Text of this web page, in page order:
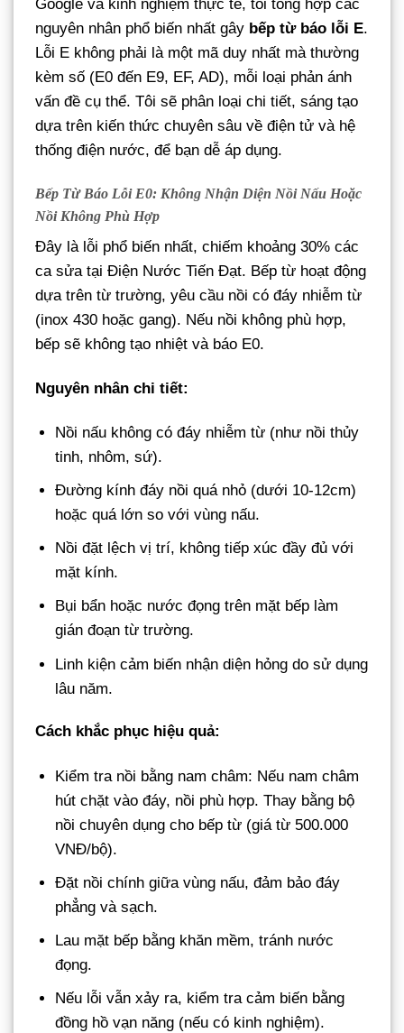
Google và kinh nghiệm thực tế, tôi tổng hợp các
nguyên nhân phổ biến nhất gây bếp từ báo lỗi E.
Lỗi E không phải là một mã duy nhất mà thường
kèm số (E0 đến E9, EF, AD), mỗi loại phản ánh
vấn đề cụ thể. Tôi sẽ phân loại chi tiết, sáng tạo
dựa trên kiến thức chuyên sâu về điện tử và hệ
thống điện nước, để bạn dễ áp dụng.
Bếp Từ Báo Lỗi E0: Không Nhận Diện Nồi Nấu Hoặc
Nồi Không Phù Hợp
Đây là lỗi phổ biến nhất, chiếm khoảng 30% các
ca sửa tại Điện Nước Tiến Đạt. Bếp từ hoạt động
dựa trên từ trường, yêu cầu nồi có đáy nhiễm từ
(inox 430 hoặc gang). Nếu nồi không phù hợp,
bếp sẽ không tạo nhiệt và báo E0.
Nguyên nhân chi tiết:
Nồi nấu không có đáy nhiễm từ (như nồi thủy
tinh, nhôm, sứ).
Đường kính đáy nồi quá nhỏ (dưới 10-12cm)
hoặc quá lớn so với vùng nấu.
Nồi đặt lệch vị trí, không tiếp xúc đầy đủ với
mặt kính.
Bụi bẩn hoặc nước đọng trên mặt bếp làm
gián đoạn từ trường.
Linh kiện cảm biến nhận diện hỏng do sử dụng
lâu năm.
Cách khắc phục hiệu quả:
Kiểm tra nồi bằng nam châm: Nếu nam châm
hút chặt vào đáy, nồi phù hợp. Thay bằng bộ
nồi chuyên dụng cho bếp từ (giá từ 500.000
VNĐ/bộ).
Đặt nồi chính giữa vùng nấu, đảm bảo đáy
phẳng và sạch.
Lau mặt bếp bằng khăn mềm, tránh nước
đọng.
Nếu lỗi vẫn xảy ra, kiểm tra cảm biến bằng
đồng hồ vạn năng (nếu có kinh nghiệm).